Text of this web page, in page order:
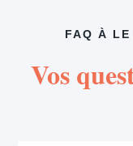
FAQ À LE
Vos